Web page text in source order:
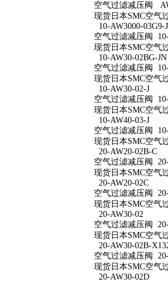
空气过滤减压阀
现货日本SMC空气
10-AW3000-03G9-
空气过滤减压阀
现货日本SMC空气
10-AW30-02BG-JN
空气过滤减压阀
现货日本SMC空气
10-AW30-02-J
空气过滤减压阀
现货日本SMC空气
10-AW40-03-J
空气过滤减压阀
现货日本SMC空气
20-AW20-02B-C
空气过滤减压阀
现货日本SMC空气
20-AW20-02C
空气过滤减压阀
现货日本SMC空气
20-AW30-02
空气过滤减压阀
现货日本SMC空气
20-AW30-02B-
空气过滤减压阀
现货日本SMC空气
20-AW30-02D